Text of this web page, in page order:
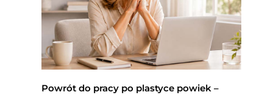
Powrót do pracy po plastyce powiek –